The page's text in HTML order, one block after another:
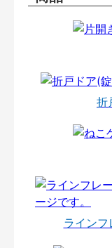
折
ライン